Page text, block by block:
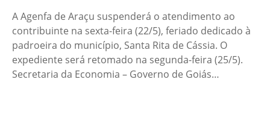
A Agenfa de Araçu suspenderá o atendimento ao
contribuinte na sexta-feira (22/5), feriado dedicado à
padroeira do município, Santa Rita de Cássia. O
expediente será retomado na segunda-feira (25/5).
Secretaria da Economia – Governo de Goiás…